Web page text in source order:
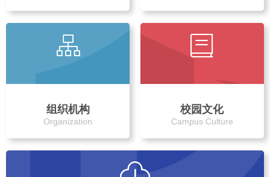
组织机构
Organization
校园文化
Campus Culture